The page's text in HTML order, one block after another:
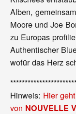
Alben,
Moore und Joe
zu Europas
Authentischer
wofür das Herz
Hinweis: Hier
von NOUVELLE